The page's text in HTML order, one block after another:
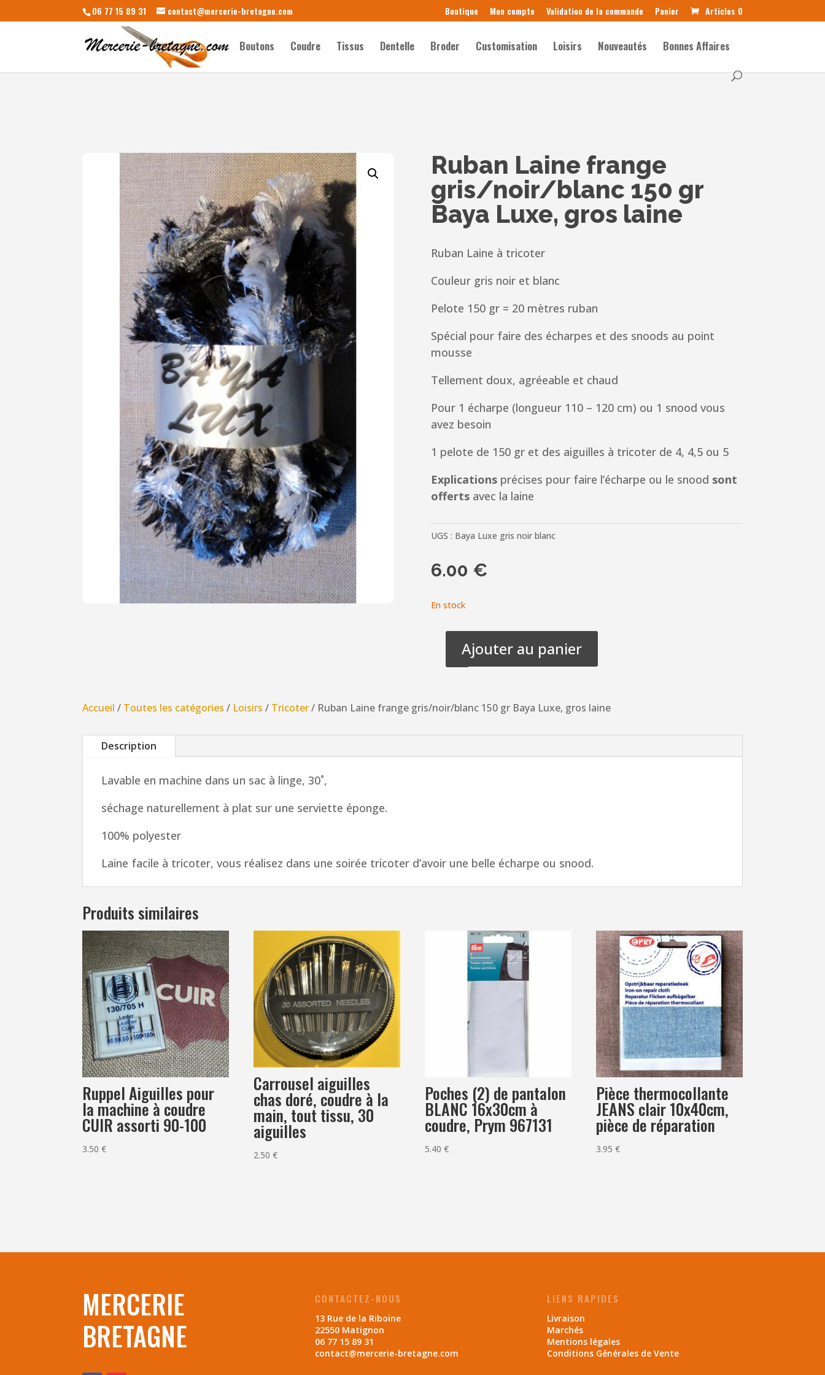
06 77 15 89 31 contact@mercerie-bretagne.com Boutique Mon compte Validation de la commande Panier Articles 0
Boutons Coudre Tissus Dentelle Broder Customisation Loisirs Nouveautés Bonnes Affaires
Ruban Laine frange
gris/noir/blanc 150 gr
Baya Luxe, gros laine
Ruban Laine à tricoter
Couleur gris noir et blanc
Pelote 150 gr = 20 mètres ruban
Spécial pour faire des écharpes et des snoods au point
mousse
Tellement doux, agréeable et chaud
Pour 1 écharpe (longueur 110 – 120 cm) ou 1 snood vous
avez besoin
1 pelote de 150 gr et des aiguilles à tricoter de 4, 4,5 ou 5
Explicationsprécises pour faire l’écharpe ou le snood sont
offertsavec la laine
UGS : Baya Luxe gris noir blanc
6.00 €
En stock
quantité
Laine
gris/noir/blanc
150
Ajouter au panier
Accueil / Toutes les catégories / Loisirs / Tricoter/ Ruban Laine frange gris/noir/blanc 150 gr Baya Luxe, gros laine
Description
Lavable en machine dans un sac à linge, 30˚,
séchage naturellement à plat sur une serviette éponge.
100% polyester
Laine facile à tricoter, vous réalisez dans une soirée tricoter d’avoir une belle écharpe ou snood.
Produits similaires
Ruppel Aiguilles pour
la machine à coudre
CUIR assorti 90-100
3.50€
Carrousel aiguilles
chas doré, coudre à la
main, tout tissu, 30
aiguilles
2.50€
Poches (2) de pantalon
BLANC 16x30cm à
coudre, Prym 967131
5.40€
Pièce thermocollante
JEANS clair 10x40cm,
pièce de réparation
3.95€
MERCERIE
BRETAGNE
CONTACTEZ-NOUS
13 Rue de la Riboine
22550 Matignon
06 77 15 89 31
contact@mercerie-bretagne.com
LIENS RAPIDES
Livraison
Marchés
Mentions légales
Conditions Générales de Vente